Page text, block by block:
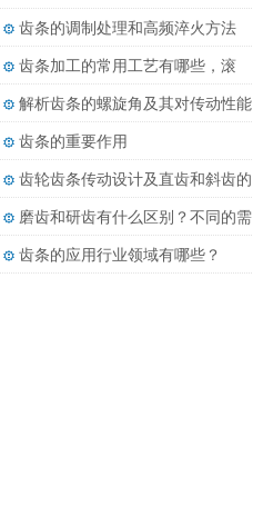
相关行业的应用
齿条的调制处理和高频淬火方法
齿条加工的常用工艺有哪些，滚
齿、铣齿和磨齿分别适用于什么精
度要求？
解析齿条的螺旋角及其对传动性能
的影响
齿条的重要作用
齿轮齿条传动设计及直齿和斜齿的
差别
磨齿和研齿有什么区别？不同的需
求有不同的加工方法
齿条的应用行业领域有哪些？